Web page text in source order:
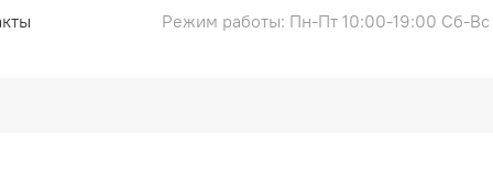
Режим работы: Пн-Пт 10:00-19:00 Сб-